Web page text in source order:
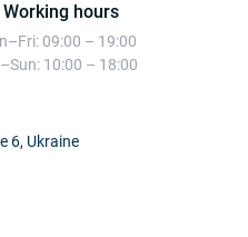
Working hours
09:00 – 19:00
10:00 – 18:00
6, Ukraine